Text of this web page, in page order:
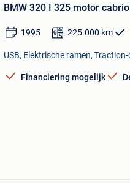
BMW 320 I 325 motor
1995 225.000 km
USB, Elektrische ramen,
Financiering mogelijk